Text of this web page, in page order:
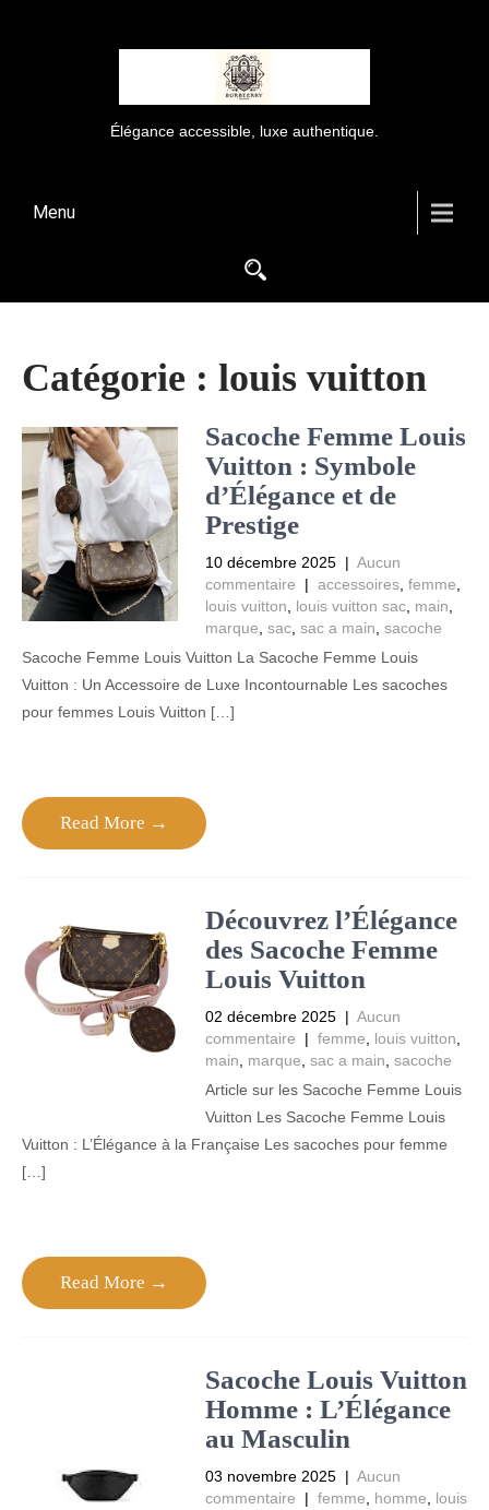
Élégance accessible, luxe authentique.
Menu
Catégorie : louis vuitton
Sacoche Femme Louis
Vuitton : Symbole
d’Élégance et de
Prestige
10 décembre 2025 | Aucun
commentaire
| accessoires, femme
louis vuitton
louis vuitton sac, main
marque sac, sac a main sacoche
Sacoche Femme Louis Vuitton La Sacoche Femme Louis
Vuitton : Un Accessoire de Luxe Incontournable Les sacoches
pour femmes Louis Vuitton […]
Read More →
Découvrez l’Élégance
des Sacoche Femme
Louis Vuitton
02 décembre 2025 | Aucun
commentaire
| femme louis vuitton
main
marque sac a main sacoche
Article sur les Sacoche Femme Louis
Vuitton Les Sacoche Femme Louis
Vuitton : L’Élégance à la Française Les sacoches pour femme
[…]
Read More →
Sacoche Louis Vuitton
Homme : L’Élégance
au Masculin
03 novembre 2025 | Aucun
commentaire
| femme homme
louis